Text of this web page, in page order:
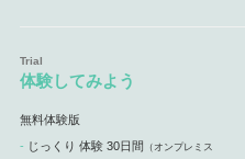
体験してみよう
無料体験版
じっくり 体験 30日間 （オンプレミス